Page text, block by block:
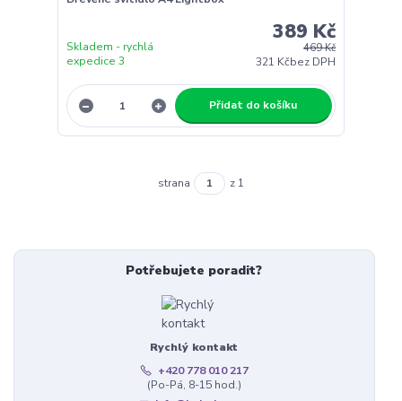
469 Kč
389 Kč
321 Kčbez DPH
Skladem - rychlá
expedice 3
Přidat do košíku
strana z 1
Potřebujete poradit?
Rychlý kontakt
+420 778 010 217
(Po-Pá, 8-15 hod.)